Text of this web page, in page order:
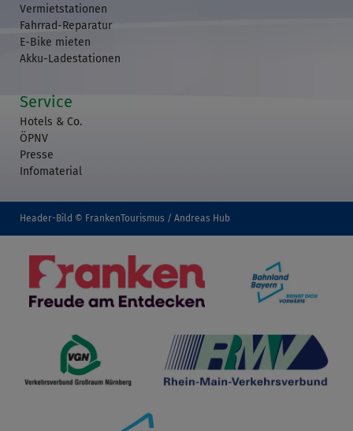
Vermietstationen
Fahrrad-Reparatur
E-Bike mieten
Akku-Ladestationen
Service
Hotels & Co.
ÖPNV
Presse
Infomaterial
Header-Bild © FrankenTourismus / Andreas Hub